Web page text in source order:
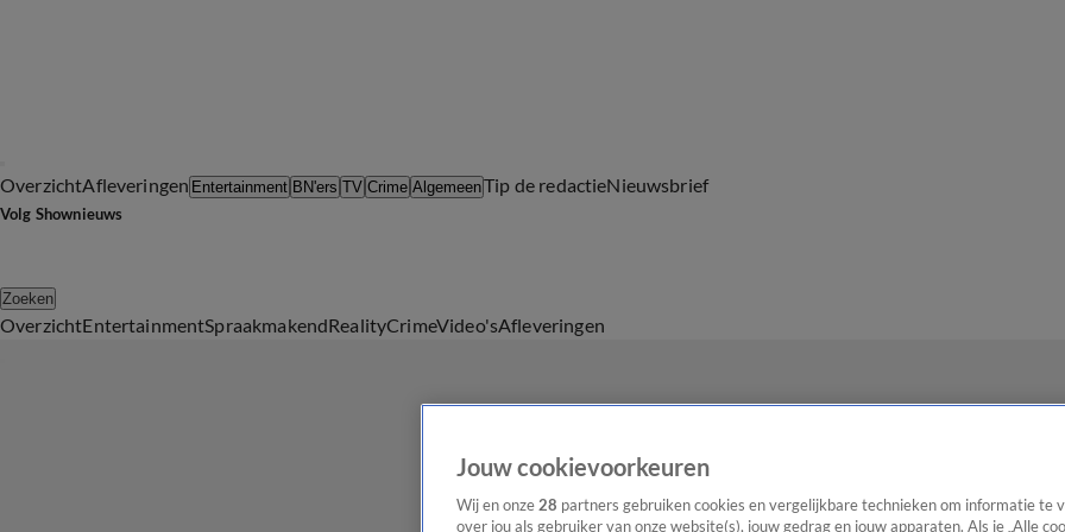
OverzichtAfleveringen Entertainment BN'ers TV Crime AlgemeenTip de redactieNieuwsbrief
Volg Shownieuws
Zoeken
OverzichtEntertainmentSpraakmakendRealityCrimeVideo'sAfleveringen
Jouw cookievoorkeuren
Wij en onze 28 partners gebruiken cookies en vergelijkbare technieken om informatie te
over jou als gebruiker van onze website(s), jouw gedrag en jouw apparaten. Als je „Alle